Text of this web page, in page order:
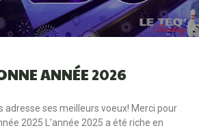
ANNÉE 2026
adresse ses meilleurs voeux! Merci pour
2025 L’année 2025 a été riche en